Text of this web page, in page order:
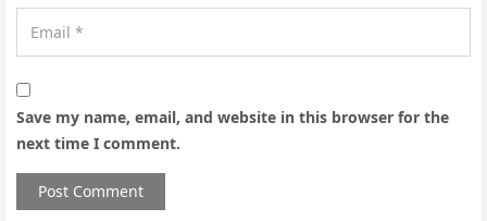
Save my name, email, and website in this browser for the
next time I comment.